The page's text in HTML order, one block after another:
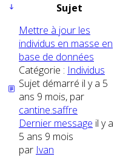
Sujet
Mettre à jour les
individus en masse en
base de données
Catégorie : Individus
Sujet démarré il y a 5
ans 9 mois, par
cantine.saffre
Dernier message il y a
5 ans 9 mois
par Ivan